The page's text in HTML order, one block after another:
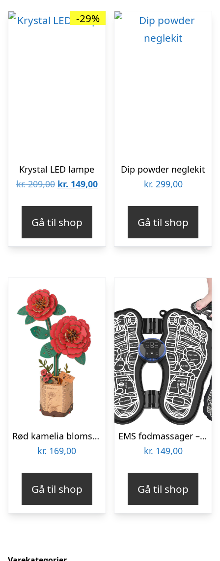
-29%
Krystal LED lampe
kr.209,00 Den
kr. 209,00.
kr. 149,00Den
kr. 149,00.
Gå til shop
Dip powder neglekit
kr. 299,00
Gå til shop
Rød kamelia blomst 3D-puslespil fra Rowoodâ¢ (TW031)
kr. 169,00
Gå til shop
EMS fodmassager – Elektrostimulator
kr. 149,00
Gå til shop